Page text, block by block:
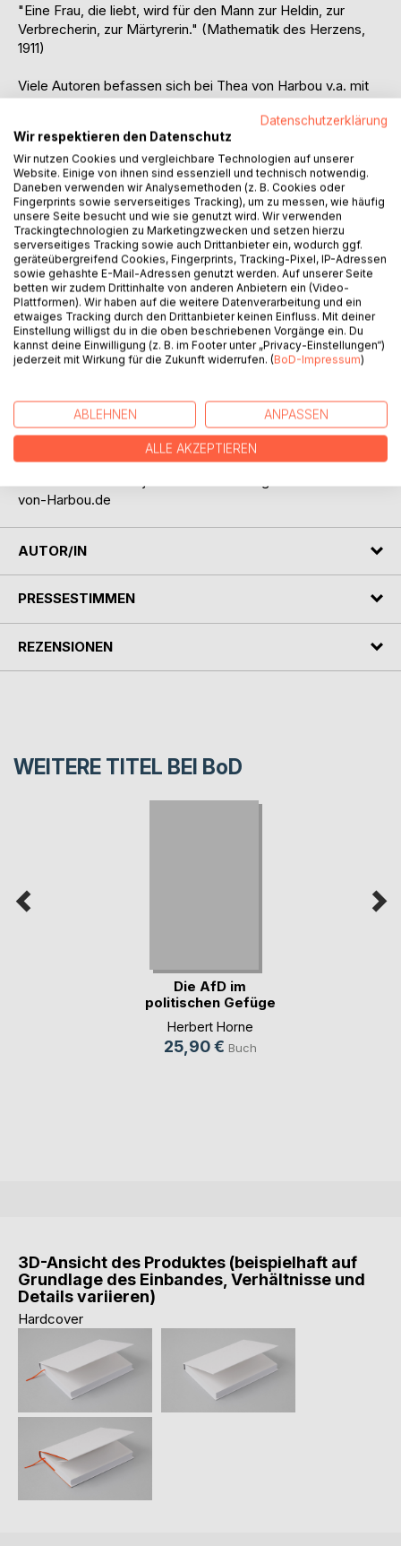
"Eine Frau, die liebt, wird für den Mann zur Heldin, zur
Verbrecherin, zur Märtyrerin." (Mathematik des Herzens,
1911)
Viele Autoren befassen sich bei Thea von Harbou v.a. mit
Kriegsliteratur. Unbekannt sind jedoch ihre frühen
Erzählungen, welche vielfach nur in Tages-, Wochen- oder
Monatszeitschriften sowie Jahreskalendern erschienen
sind. Durch die zunehmende Digitalisierung ist es nun
möglich geworden, diesen Schatz sozusagen vom Sofa
aus zu heben. Umfangreiche Literaturrecherchen, die
vorher Jahre der Bibliotheksgänge bedeutet hätten, können
einfach erfolgen.
Der Verfasser hofft durch sein Werk, dieses vergessene
Kleinod an Skizzen, Humoresken und Novelletten
zugänglich machen zu können. Dabei hat die Recherche
auch viele kleine Details aus dem Leben Thea von Harbous
ergeben, die einen Eindruck über die sehr wechselhaften
frühen Lebensjahre sowie ihr Umfeld gibt.
Für Käufer der Printversion wird die Liste der
Internetreferenzen auch elektronisch zur Verfügung
gestellt, einfach den QR-Code im Buch scannen.
von-Harbou.de
AUTOR/IN
PRESSESTIMMEN
REZENSIONEN
WEITERE TITEL BEI BoD
Die AfD im
politischen Gefüge
der (...)
Herbert Horne
25,90 € Buch
3D-Ansicht des Produktes (beispielhaft auf
Grundlage des Einbandes, Verhältnisse und
Details variieren)
Hardcover
Datenschutzerklärung
Wir respektieren den Datenschutz
Wir nutzen Cookies und vergleichbare Technologien auf unserer
Website. Einige von ihnen sind essenziell und technisch notwendig.
Daneben verwenden wir Analysemethoden (z. B. Cookies oder
Fingerprints sowie serverseitiges Tracking), um zu messen, wie häufig
unsere Seite besucht und wie sie genutzt wird. Wir verwenden
Trackingtechnologien zu Marketingzwecken und setzen hierzu
serverseitiges Tracking sowie auch Drittanbieter ein, wodurch ggf.
geräteübergreifend Cookies, Fingerprints, Tracking-Pixel, IP-Adressen
sowie gehashte E-Mail-Adressen genutzt werden. Auf unserer Seite
betten wir zudem Drittinhalte von anderen Anbietern ein (Video-
Plattformen). Wir haben auf die weitere Datenverarbeitung und ein
etwaiges Tracking durch den Drittanbieter keinen Einfluss. Mit deiner
Einstellung willigst du in die oben beschriebenen Vorgänge ein. Du
kannst deine Einwilligung (z. B. im Footer unter „Privacy-Einstellungen“)
jederzeit mit Wirkung für die Zukunft widerrufen. (BoD-Impressum)
ABLEHNEN ANPASSEN
ALLE AKZEPTIEREN